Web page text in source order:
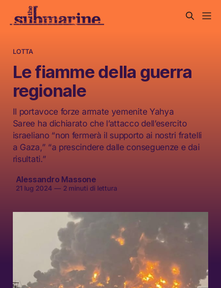
LOTTA
Le fiamme della guerra
regionale
Il portavoce forze armate yemenite Yahya
Saree ha dichiarato che l’attacco dell’esercito
israeliano “non fermerà il supporto ai nostri fratelli
a Gaza,” “a prescindere dalle conseguenze e dai
risultati.”
Alessandro Massone
21 lug 2024 —2 minuti di lettura